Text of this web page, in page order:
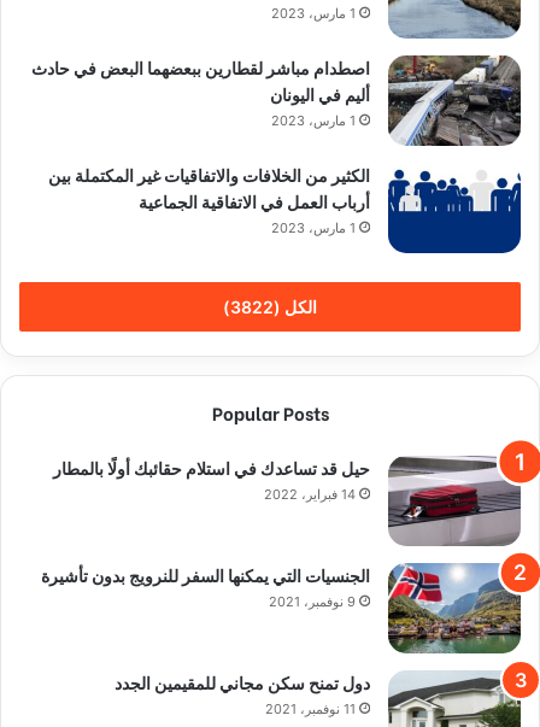
1 مارس، 2023
اصطدام مباشر لقطارين ببعضهما البعض في حادث
أليم في اليونان
1 مارس، 2023
الكثير من الخلافات والاتفاقيات غير المكتملة بين
أرباب العمل في الاتفاقية الجماعية
1 مارس، 2023
الكل (3822)
Popular Posts
حيل قد تساعدك في استلام حقائبك أولًا بالمطار
14 فبراير، 2022
الجنسيات التي يمكنها السفر للنرويج بدون تأشيرة
9 نوفمبر، 2021
دول تمنح سكن مجاني للمقيمين الجدد
11 نوفمبر، 2021